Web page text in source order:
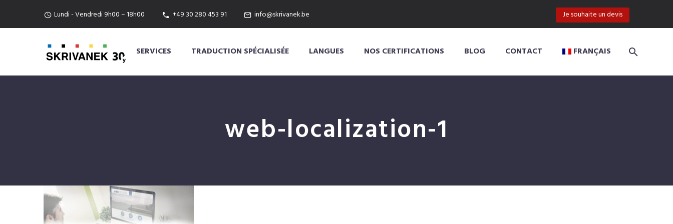
Lundi - Vendredi 9h00 – 18h00 +49 30 280 453 91 info@skrivanek.be Je souhaite un devis
SERVICES TRADUCTION SPÉCIALISÉE LANGUES NOS CERTIFICATIONS BLOG CONTACT FRANÇAIS
web-localization-1